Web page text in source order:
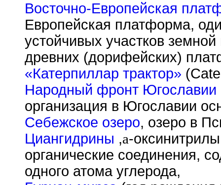
Восточно-Европейская
Европейская платформа,
устойчивых участков
древних (дорифейских)
«Катерпиллар трактор»
Народный фронт Югославии
организация в Югославии
Себежское озеро, озеро в
Циангидрины ,a-
органические соединения,
одного атома углерода,